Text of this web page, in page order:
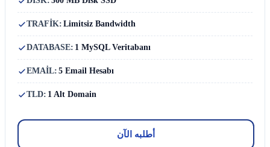
TRAFİK: Limitsiz Bandwidth
DATABASE: 1 MySQL Veritabanı
EMAİL: 5 Email Hesabı
TLD: 1 Alt Domain
أطلبه الآن